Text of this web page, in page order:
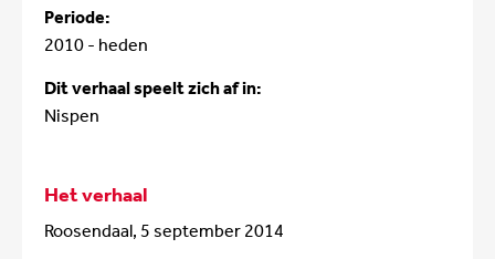
Het verhaal
Roosendaal, 5 september 2014
Periode:
2010 - heden
Dit verhaal speelt zich af in:
Nispen